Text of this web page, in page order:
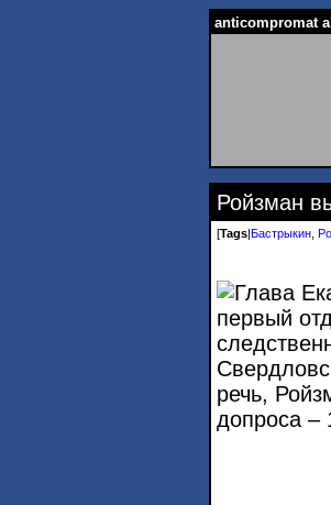
anticompromat
Ройзман
[Tags Бастрыкин
Глава
первый
речь,
допроса –